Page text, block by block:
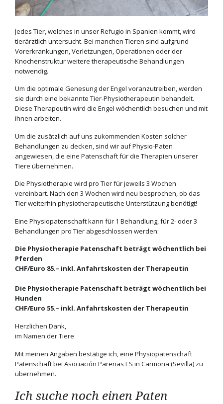
Jedes Tier, welches in unser Refugio in Spanien kommt, wird
tierärztlich untersucht. Bei manchen Tieren sind aufgrund
Vorerkrankungen, Verletzungen, Operationen oder der
Knochenstruktur weitere therapeutische Behandlungen
notwendig.
Um die optimale Genesung der Engel voranzutreiben, werden
sie durch eine bekannte Tier-Physiotherapeutin behandelt.
Diese Therapeutin wird die Engel wöchentlich besuchen und mit
ihnen arbeiten.
Um die zusätzlich auf uns zukommenden Kosten solcher
Behandlungen zu decken, sind wir auf Physio-Paten
angewiesen, die eine Patenschaft für die Therapien unserer
Tiere übernehmen.
Die Physiotherapie wird pro Tier für jeweils 3 Wochen
vereinbart. Nach den 3 Wochen wird neu besprochen, ob das
Tier weiterhin physiotherapeutische Unterstützung benötigt!
Eine Physiopatenschaft kann für 1 Behandlung, für 2- oder 3
Behandlungen pro Tier abgeschlossen werden:
Die Physiotherapie Patenschaft beträgt wöchentlich bei
Pferden
CHF/Euro 85.– inkl. Anfahrtskosten der Therapeutin
Die Physiotherapie Patenschaft beträgt wöchentlich bei
Hunden
CHF/Euro 55.– inkl. Anfahrtskosten der Therapeutin
Herzlichen Dank,
im Namen der Tiere
Mit meinen Angaben bestätige ich, eine Physiopatenschaft
Patenschaft bei Asociación Parenas ES in Carmona (Sevilla) zu
übernehmen.
Ich suche noch einen Paten